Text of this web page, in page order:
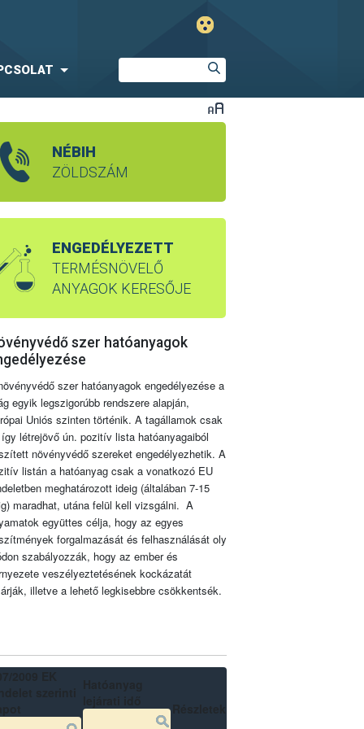
NÉBIH
ZÖLDSZÁM
ENGEDÉLYEZETT
TERMÉSNÖVELŐ
ANYAGOK KERESŐJE
szer hatóanyagok
szer hatóanyagok engedélyezése a
egyik legszigorúbb rendszere alapján,
Uniós szinten történik. A tagállamok csak
létrejövő ún. pozitív lista hatóanyagaiból
növényvédő szereket engedélyezhetik. A
listán a hatóanyag csak a vonatkozó EU
meghatározott ideig (általában 7-15
maradhat, utána felül kell vizsgálni. A
együttes célja, hogy az egyes
forgalmazását és felhasználását oly
szabályozzák, hogy az ember és
veszélyeztetésének kockázatát
illetve a lehető legkisebbre csökkentsék.